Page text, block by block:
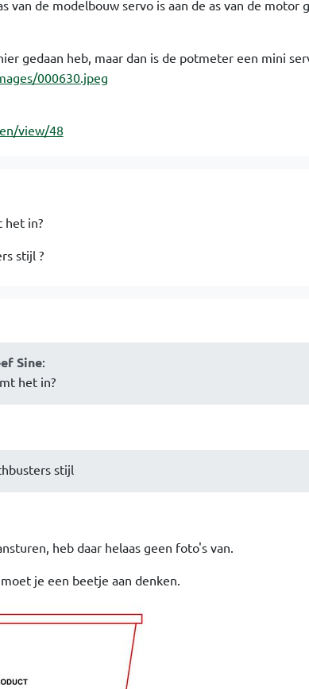
van de modelbouw servo is aan de as van de motor
gedaan heb, maar dan is de potmeter een mini
000630.jpeg
view/48
het in?
stijl ?
Sine:
het in?
stijl
heb daar helaas geen foto's van.
je een beetje aan denken.